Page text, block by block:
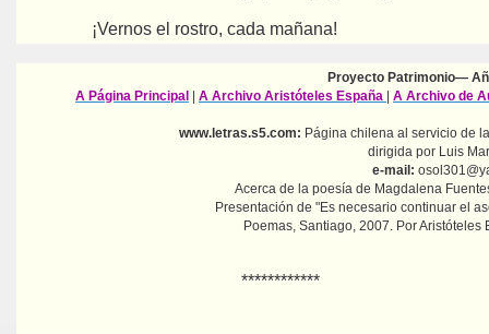
¡Vernos el rostro, cada mañana!
Proyecto Patrimonio—
A Página Principal
A Archivo Aristóteles España A Archivo de
www.letras.s5.com: Página chilena al servicio de
dirigida por Luis
e-mail:
Acerca de la poesía de Magdalena
Presentación de "Es necesario continuar el
Poemas, Santiago, 2007. Por Aristóteles
************